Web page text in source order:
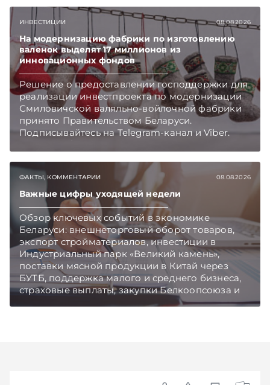
ИНВЕСТИЦИИ 08.08.2026
На модернизацию фабрики по изготовлению
валенок выделят 17 миллионов из
инновационных фондов
Решение о предоставлении господдержки для
реализации инвестпроекта по модернизации
Смиловичской валяльно-войлочной фабрики
принято Правительством Беларуси.
Подписывайтесь на Telegram‑канал и Viber.
Главное об экономике Беларуси — раньше,
ФАКТЫ, КОММЕНТАРИИ 08.08.2026
Важные цифры уходящей недели
Обзор ключевых событий в экономике
Беларуси: внешнеторговый оборот товаров,
экспорт стройматериалов, инвестиции в
Индустриальный парк «Великий камень»,
поставки мясной продукции в Китай через
БУТБ, поддержка малого и среднего бизнеса,
страховые выплаты, закупки Белкоопсоюза и
рост продаж новых автомобилей.